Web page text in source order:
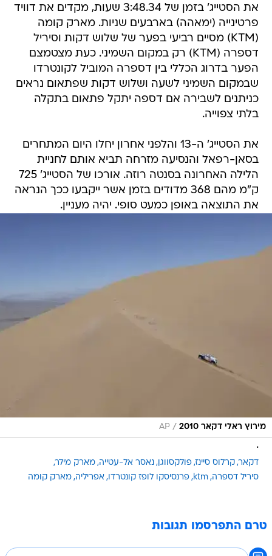
את הסטייג' בזמן של 3:48.34 שעות, מקדים את דוויד
פרטינייה (ימאהה) בארבעים שניות. מארק קומה
(KTM) מסיים רביעי בפער של שלוש דקות וסיריל
דספרה (KTM) רק במקום השמיני. כעת מצטמצם
הפער בדרוג הכללי בין דספרה המוביל לקונטרדו
שבמקום השמיני לשעה ושלוש דקות שפתאום נראים
כניתנים לשבירה אם דספה יתקל פתאום בתקלה
בלתי צפוייה.
את הסטייג' ה-13 והלפני אחרון יחלו היום המתחרים
בסאן-רפאל והנסיעה מזרחה תביא אותם לחניית
הלילה האחרונה בסנטה רוזה. אורכו של הסטייג' 725
ק"מ מהם 368 מדודים בזמן אשר ייקבעו ככך הנראה
את התוצאה באופן כמעט סופי. יהיה מעניין.
מירוץ ראלי דקאר 2010 /
AP
.
דקאר קרלוס סיינז פולקסווגן נאסר אל-עטייה מארק מילר
סיריל דספרה ktm פרנסיסקו לופז קונטרדו אפריליה מארק קומה
טרם התפרסמו תגובות